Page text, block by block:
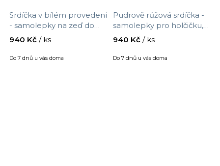
Srdíčka v bílém provedení
- samolepky na zeď do
dětského pokoje, velikost
90 x 30 cm, 9542f
Do 7 dnů u vás doma
940 Kč / ks
Pudrově růžová srdíčka -
samolepky pro holčičku,
velikost 90 x 30 cm, 9541f
Do 7 dnů u vás doma
940 Kč / ks